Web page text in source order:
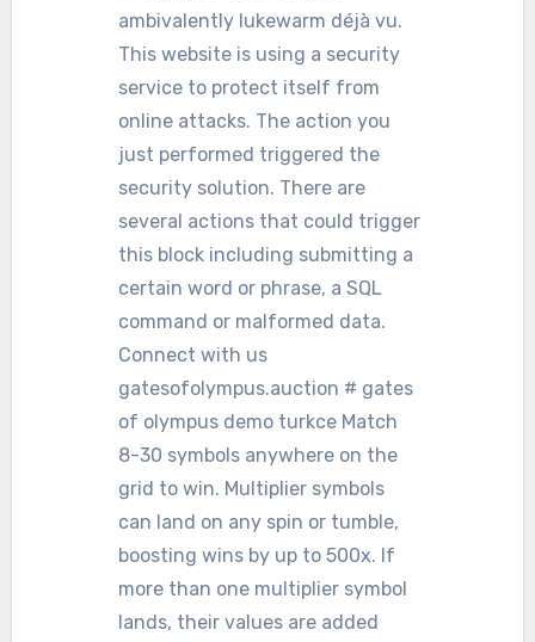
ambivalently lukewarm déjà vu.
This website is using a security
service to protect itself from
online attacks. The action you
just performed triggered the
security solution. There are
several actions that could trigger
this block including submitting a
certain word or phrase, a SQL
command or malformed data.
Connect with us
gatesofolympus.auction # gates
of olympus demo turkce Match
8-30 symbols anywhere on the
grid to win. Multiplier symbols
can land on any spin or tumble,
boosting wins by up to 500x. If
more than one multiplier symbol
lands, their values are added